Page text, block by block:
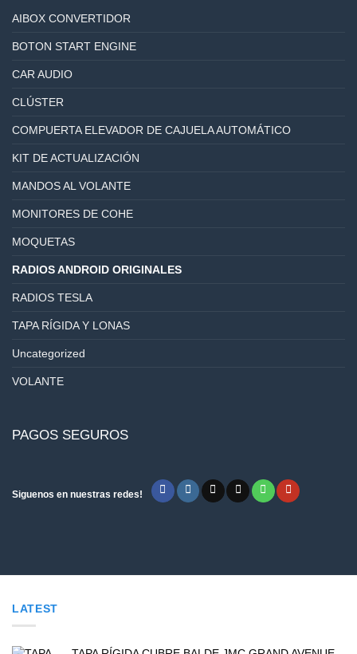
AIBOX CONVERTIDOR
BOTON START ENGINE
CAR AUDIO
CLÚSTER
COMPUERTA ELEVADOR DE CAJUELA AUTOMÁTICO
KIT DE ACTUALIZACIÓN
MANDOS AL VOLANTE
MONITORES DE COHE
MOQUETAS
RADIOS ANDROID ORIGINALES
RADIOS TESLA
TAPA RÍGIDA Y LONAS
Uncategorized
VOLANTE
PAGOS SEGUROS
Siguenos en nuestras redes!
LATEST